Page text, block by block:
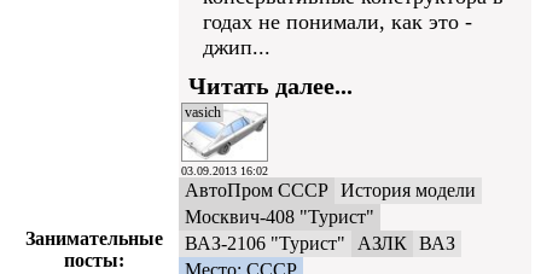
Занимательные
посты:
годах не понимали, как это -
джип...
Читать далее...
vasich
03.09.2013 16:02
АвтоПром СССР История модели
Москвич-408 "Турист"
ВАЗ-2106 "Турист"
АЗЛК ВАЗ
Место: СССР